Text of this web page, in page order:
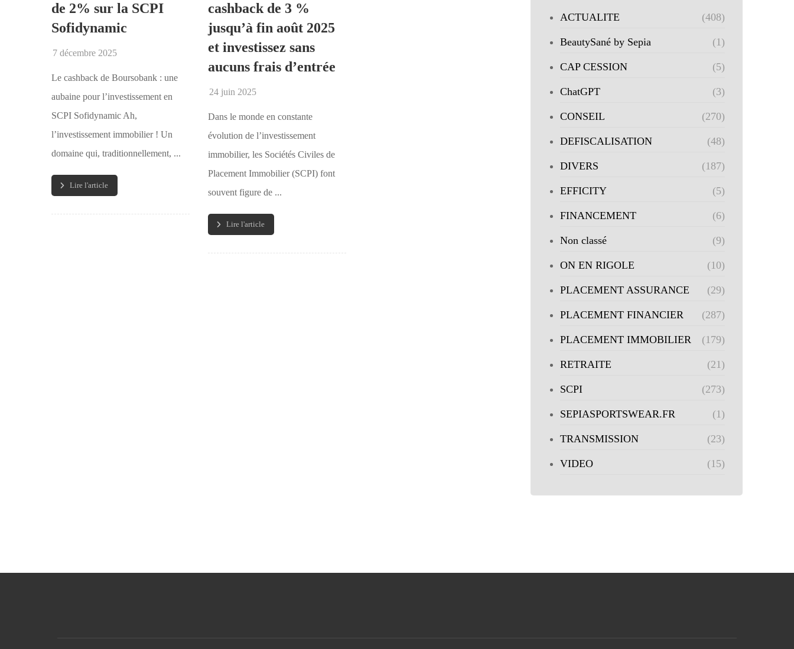
de 2% sur la SCPI
Sofidynamic
7 décembre 2025
Le cashback de Boursobank : une
aubaine pour l’investissement en
SCPI Sofidynamic Ah,
l’investissement immobilier ! Un
domaine qui, traditionnellement, ...
Lire l'article
cashback de 3 %
jusqu’à fin août 2025
et investissez sans
aucuns frais d’entrée
24 juin 2025
Dans le monde en constante
évolution de l’investissement
immobilier, les Sociétés Civiles de
Placement Immobilier (SCPI) font
souvent figure de ...
Lire l'article
ACTUALITE (408)
BeautySané by Sepia (1)
CAP CESSION (5)
ChatGPT (3)
CONSEIL (270)
DEFISCALISATION (48)
DIVERS (187)
EFFICITY (5)
FINANCEMENT (6)
Non classé (9)
ON EN RIGOLE (10)
PLACEMENT ASSURANCE (29)
PLACEMENT FINANCIER (287)
PLACEMENT IMMOBILIER (179)
RETRAITE (21)
SCPI (273)
SEPIASPORTSWEAR.FR (1)
TRANSMISSION (23)
VIDEO (15)